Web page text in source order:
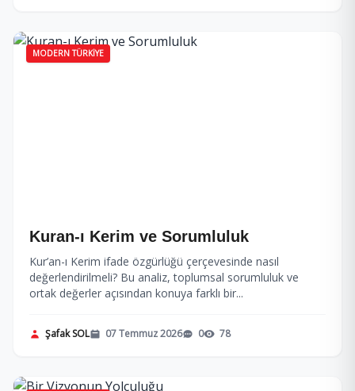
MODERN TÜRKIYE
Kuran-ı Kerim ve Sorumluluk
Kur’an-ı Kerim ifade özgürlüğü çerçevesinde nasıl
değerlendirilmeli? Bu analiz, toplumsal sorumluluk ve
ortak değerler açısından konuya farklı bir...
Şafak SOL 07 Temmuz 2026 0 78